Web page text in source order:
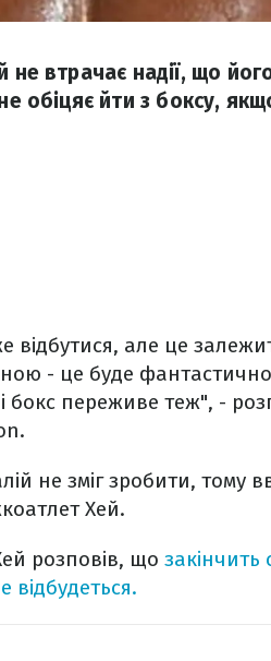
втрачає надії, що
обіцяє йти з боксу,
відбутися, але це
- це буде
бокс переживе теж", -
не зміг зробити,
Хей.
розповів, що
відбудеться.